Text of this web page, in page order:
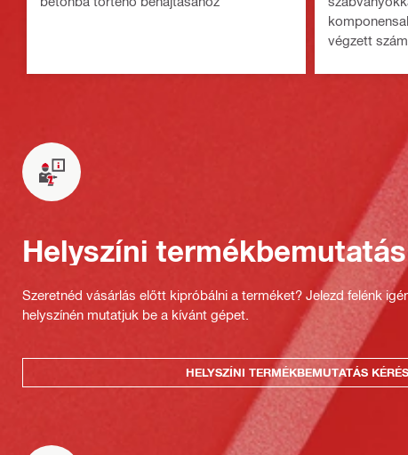
végzett
Helyszíni
Szeretnéd vásárlás előtt kipróbálni a terméket? Jelezd felénk
helyszínén mutatjuk be a kívánt gépet.
HELYSZÍNI TERMÉKBEMUTATÁS